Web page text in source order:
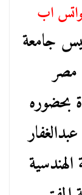
اب
جامعة
مصر
بحضوره